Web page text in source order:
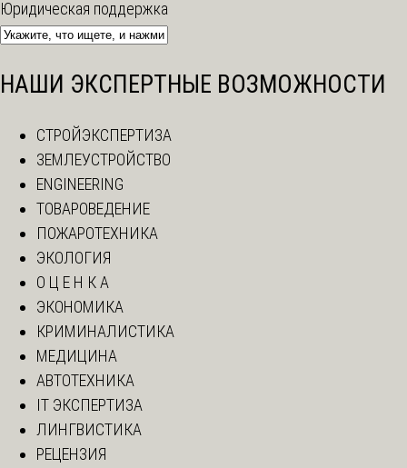
Юридическая поддержка
НАШИ ЭКСПЕРТНЫЕ ВОЗМОЖНОСТИ
СТРОЙЭКСПЕРТИЗА
ЗЕМЛЕУСТРОЙСТВО
ENGINEERING
ТОВАРОВЕДЕНИЕ
ПОЖАРОТЕХНИКА
ЭКОЛОГИЯ
О Ц Е Н К А
ЭКОНОМИКА
КРИМИНАЛИСТИКА
МЕДИЦИНА
АВТОТЕХНИКА
IT ЭКСПЕРТИЗА
ЛИНГВИСТИКА
РЕЦЕНЗИЯ